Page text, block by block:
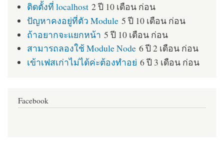
ติดตั้งที่ localhost 2 ปี 10 เดือน ก่อน
ปัญหาคงอยู่ที่ตัว Module 5 ปี 10 เดือน ก่อน
ถ้าอยากจะแยกหน้า 5 ปี 10 เดือน ก่อน
สามารถลองใช้ Module Node 6 ปี 2 เดือน ก่อน
เข้าเฟสเก่าไม่ได้ค่ะต้องทำอย่ 6 ปี 3 เดือน ก่อน
Facebook